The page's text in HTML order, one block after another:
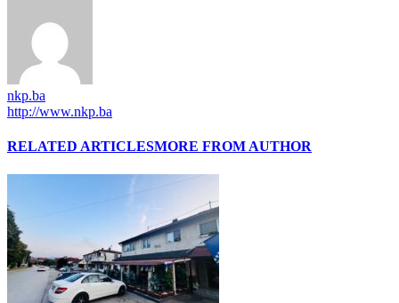
nkp.ba
http://www.nkp.ba
RELATED ARTICLESMORE FROM AUTHOR